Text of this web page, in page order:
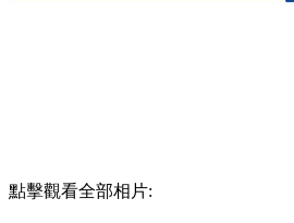
點擊觀看全部相片: